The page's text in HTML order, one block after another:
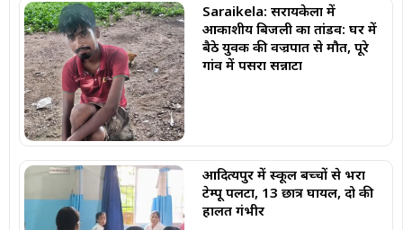
Saraikela: सरायकेला में
आकाशीय बिजली का तांडव: घर में
बैठे युवक की वज्रपात से मौत, पूरे
गांव में पसरा सन्नाटा
आदित्यपुर में स्कूल बच्चों से भरा
टेम्पू पलटा, 13 छात्र घायल, दो की
हालत गंभीर